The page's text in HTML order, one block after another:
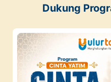
Dukung